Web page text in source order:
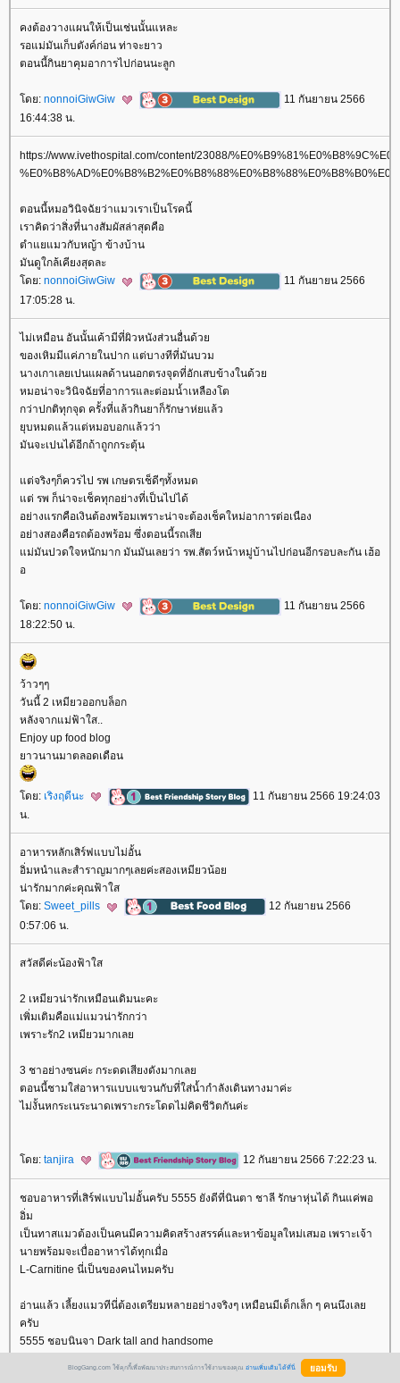
คงต้องวางแผนให้เป็นเช่นนั้นแหละ
รอแม่มันเก็บตังค์ก่อน ท่าจะยาว
ตอนนี้กินยาคุมอาการไปก่อนนะลูก
ดย: nonnoiGiwGiw
11 กันยายน 2566
16:44:38 น.
https://www.ivethospital.com/content/23088/
ตอนนี้หมอวินิจฉัยว่าแมวเราเป็นโรคนี้
เราคิดว่าสิ่งที่นางสัมผัสล่าสุดคือ
ตำแยแมวกับหญ้า ข้างบ้าน
มันดูใกล้เคียงสุดละ
ดย: nonnoiGiwGiw
11 กันยายน 2566
17:05:28 น.
ไม่เหมือน อันนั้นเค้ามีที่ผิวหนังส่วนอื่นด้ว
ของเหิมมีแค่ภายในปาก แต่บางทีที่มันบวม
นางเกาเลยเปนแผลด้านนอกตรงจุดที่อักเสบข้างในด้ว
หมอน่าจะวินิจฉัยที่อาการและต่อมน้ำเหลืองโต
กว่าปกติทุกจุด ครั้งที่แล้วกินยาก็รักษาห่ยแล้ว
ุบหมดแล้วแต่หมอบอกแล้วว่า
มันจะเปนได้อีกถ้าถูกกระตุ้น
ต่จริงๆก็ควรไป รพ เกษตรเช็ดีๆทั้งหมด
ต่ รพ ก็น่าจะเช็คทุกอย่างที่เป็นไปได้
อย่างแรกคือเงินต้องพร้อมเพราะน่าจะต้องเช็คใหม่อาการต่อเนือง
อย่างสองคือรถต้องพร้อม ซึ่งตอนนี้รถเสี
ม่มันปวดใจหนักมาก มันมันเลยว่า รพ.สัตว์หน้าหมู่บ้านไปก่อนอีกรอบละกัน เฮ้อ
อ
ดย: nonnoiGiwGiw
11 กันยายน 2566
18:22:50 น.
ว้าวๆๆ
วันนี้ 2 เหมียวออกบล็อก
หลังจากแม่ฟ้าใส..
Enjoy up food blog
าวนานมาตลอดเดือน
ดย: เริงฤดีนะ
11 กันยายน 2566 19:24:03
น.
อาหารหลักเสิร์ฟแบบไม่อั้น
อิ่มหนำและสำราญมากๆเลยค่ะสองเหมียวน้อ
น่ารักมากค่ะคุณฟ้าใส
ดย: Sweet_pills
12 กันยายน 2566
0:57:06 น.
สวัสดีค่ะน้องฟ้าใส
2 เหมียวน่ารักเหมือนเดิมนะคะ
เพิ่มเติมคือแม่แมวน่ารักกว่า
เพราะรัก2 เหมียวมากเล
3 ชาอย่างซนค่ะ กระดดเสียงดังมากเล
ตอนนี้ชามใส่อาหารแบบแขวนกับที่ใส่น้ำกำลังเดินทางมาค่ะ
ไม่งั้นหกระเนระนาดเพราะกระโดดไม่คิดชีวิตกันค่ะ
ดย: tanjira 12 กันยายน 2566 7:22:23 น.
ชอบอาหารที่เสิร์ฟแบบไม่อั้นครับ 5555 ยังดีที่นินตา ชาลี รักษาหุ่นได้ กินแค่พอ
อิ่ม
เป็นทาสแมวต้องเป็นคนมีความคิดสร้างสรรค์และหาข้อมูลใหม่เสมอ เพราะเจ้า
นายพร้อมจะเบื่ออาหารได้ทุกเมื่อ
L-Carnitine นี่เป็นของคนไหมครับ
อ่านแล้ว เลี้ยงแมวทีนี่ต้องเตรียมหลายอย่างจริงๆ เหมือนมีเด็กเล็ก ๆ คนนึงเล
ครับ
5555 ชอบนินจา Dark tall and handsome
12 กันยายน 2566
BlogGang.com ใช้คุกกี้เพื่อพัฒนาประสบการณ์การใช้งานของคุณ อ่านเพิ่มเติมได้ที่นี่